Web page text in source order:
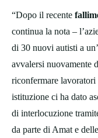
“Dopo il recente
continua la nota –
di 30 nuovi autisti a
avvalersi nuovamente
riconfermare
istituzione ci ha dato
di interlocuzione
da parte di Amat e